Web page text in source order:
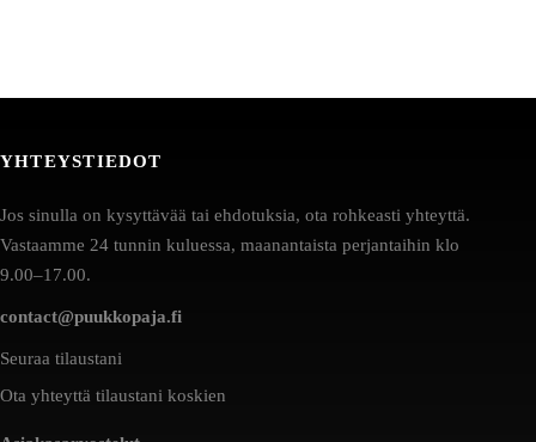
YHTEYSTIEDOT
Jos sinulla on kysyttävää tai ehdotuksia, ota rohkeasti yhteyttä.
Vastaamme 24 tunnin kuluessa, maanantaista perjantaihin klo
9.00–17.00.
contact@puukkopaja.fi
Seuraa tilaustani
Ota yhteyttä tilaustani koskien